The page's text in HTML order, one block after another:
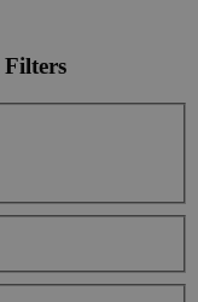
Filters